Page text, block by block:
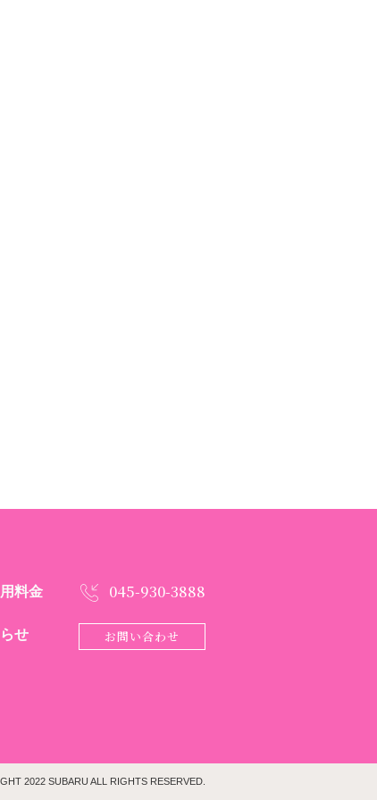
料金
せ
045-930-3888
お問い合わせ
2022 SUBARU ALL RIGHTS RESERVED.